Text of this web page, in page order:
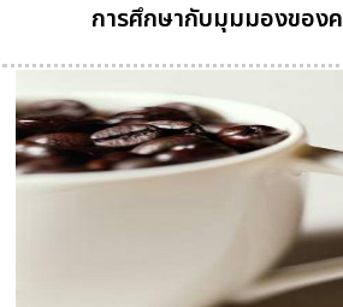
การศึกษากับมุมมองของ